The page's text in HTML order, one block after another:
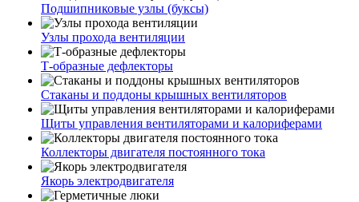
Подшипниковые узлы (буксы)
Узлы прохода вентиляции
Т-образные дефлекторы
Стаканы и поддоны крышных вентиляторов
Щиты управления вентиляторами и калориферами
Коллекторы двигателя постоянного тока
Якорь электродвигателя